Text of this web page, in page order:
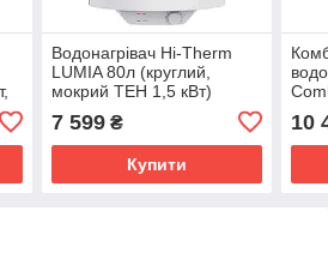
Водонагрівач Hi-Therm
LUMIA 80л (круглий,
мокрий ТЕН 1,5 кВт)
7 599₴
Купити
10